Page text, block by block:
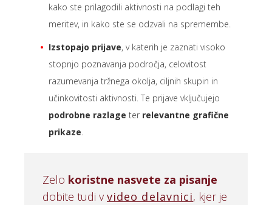
kako ste prilagodili aktivnosti na podlagi teh
meritev, in kako ste se odzvali na spremembe.
Izstopajo prijave, v katerih je zaznati visoko
stopnjo poznavanja področja, celovitost
razumevanja tržnega okolja, ciljnih skupin in
učinkovitosti aktivnosti. Te prijave vključujejo
podrobne razlage ter relevantne grafične
prikaze.
Zelo koristne nasvete za pisanje
dobite tudi v video delavnici, kjer je